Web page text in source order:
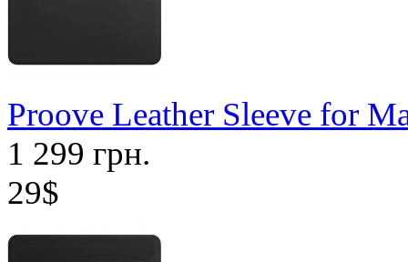
Proove Leather Sleeve for
1 299 грн.
29$